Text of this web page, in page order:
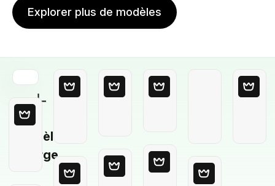
Explorer plus de modèles
Modèle
Vierge